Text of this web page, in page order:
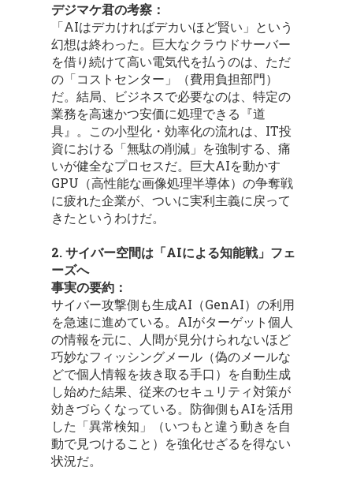
デジマケ君の考察：
「AIはデカければデカいほど賢い」という
幻想は終わった。巨大なクラウドサーバー
を借り続けて高い電気代を払うのは、ただ
の「コストセンター」（費用負担部門）
だ。結局、ビジネスで必要なのは、特定の
業務を高速かつ安価に処理できる『道
具』。この小型化・効率化の流れは、IT投
資における「無駄の削減」を強制する、痛
いが健全なプロセスだ。巨大AIを動かす
GPU（高性能な画像処理半導体）の争奪戦
に疲れた企業が、ついに実利主義に戻って
きたというわけだ。
2. サイバー空間は「AIによる知能戦」フェ
ーズへ
事実の要約：
サイバー攻撃側も生成AI（GenAI）の利用
を急速に進めている。AIがターゲット個人
の情報を元に、人間が見分けられないほど
巧妙なフィッシングメール（偽のメールな
どで個人情報を抜き取る手口）を自動生成
し始めた結果、従来のセキュリティ対策が
効きづらくなっている。防御側もAIを活用
した「異常検知」（いつもと違う動きを自
動で見つけること）を強化せざるを得ない
状況だ。